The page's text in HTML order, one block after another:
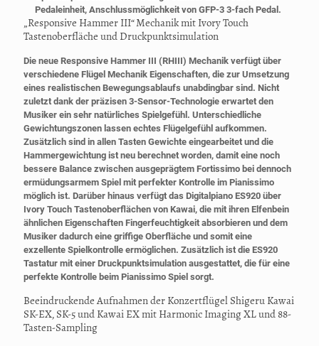
Pedaleinheit, Anschlussmöglichkeit von GFP-3 3-fach Pedal.
„Responsive Hammer III“ Mechanik mit Ivory Touch
Tastenoberfläche und Druckpunktsimulation
Die neue Responsive Hammer III (RHIII) Mechanik verfügt über
verschiedene Flügel Mechanik Eigenschaften, die zur Umsetzung
eines realistischen Bewegungsablaufs unabdingbar sind. Nicht
zuletzt dank der präzisen 3-Sensor-Technologie erwartet den
Musiker ein sehr natürliches Spielgefühl. Unterschiedliche
Gewichtungszonen lassen echtes Flügelgefühl aufkommen.
Zusätzlich sind in allen Tasten Gewichte eingearbeitet und die
Hammergewichtung ist neu berechnet worden, damit eine noch
bessere Balance zwischen ausgeprägtem Fortissimo bei dennoch
ermüdungsarmem Spiel mit perfekter Kontrolle im Pianissimo
möglich ist. Darüber hinaus verfügt das Digitalpiano ES920 über
Ivory Touch Tastenoberflächen von Kawai, die mit ihren Elfenbein
ähnlichen Eigenschaften Fingerfeuchtigkeit absorbieren und dem
Musiker dadurch eine griffige Oberfläche und somit eine
exzellente Spielkontrolle ermöglichen. Zusätzlich ist die ES920
Tastatur mit einer Druckpunktsimulation ausgestattet, die für eine
perfekte Kontrolle beim Pianissimo Spiel sorgt.
Beeindruckende Aufnahmen der Konzertflügel Shigeru Kawai
SK-EX, SK-5 und Kawai EX mit Harmonic Imaging XL und 88-
Tasten-Sampling